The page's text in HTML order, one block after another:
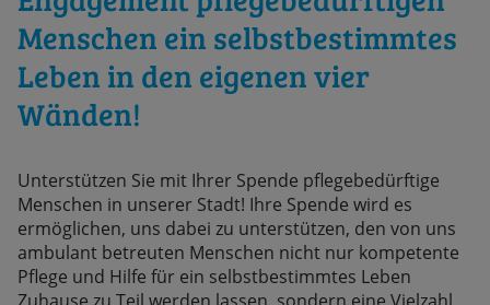
Menschen ein selbstbestimmtes
Leben in den eigenen vier
Wänden!
Unterstützen Sie mit Ihrer Spende pflegebedürftige
Menschen in unserer Stadt! Ihre Spende wird es
ermöglichen, uns dabei zu unterstützen, den von uns
ambulant betreuten Menschen nicht nur kompetente
Pflege und Hilfe für ein selbstbestimmtes Leben